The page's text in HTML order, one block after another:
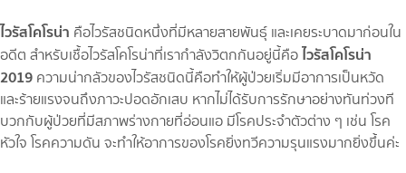
ไวรัสโคโรน่า คือไวรัสชนิดหนึ่งที่มีหลายสายพันธุ์ และเคยระบาดมาก่อนใน
อดีต สำหรับเชื้อไวรัสโคโรน่าที่เรากำลังวิตกกันอยู่นี้คือไวรัสโคโรน่า
2019 ความน่ากลัวของไวรัสชนิดนี้คือทำให้ผู้ป่วยเริ่มมีอาการเป็นหวัด
และร้ายแรงจนถึงภาวะปอดอักเสบ หากไม่ได้รับการรักษาอย่างทันท่วงที
บวกกับผู้ป่วยที่มีสภาพร่างกายที่อ่อนแอ มีโรคประจำตัวต่าง ๆ เช่น โรค
หัวใจ โรคความดัน จะทำให้อาการของโรคยิ่งทวีความรุนแรงมากยิ่งขึ้นค่ะ